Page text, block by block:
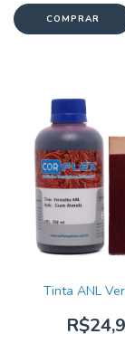
Tinta ANL